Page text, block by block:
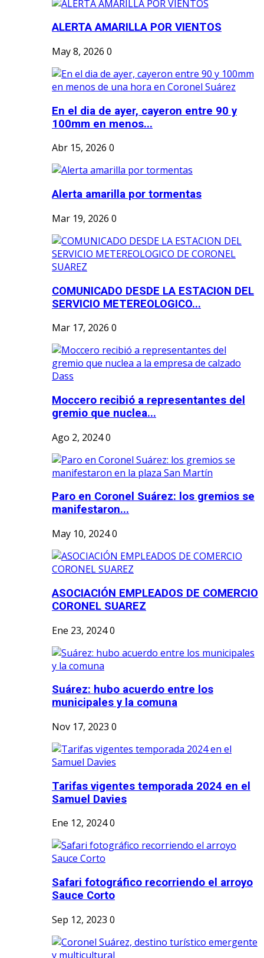
ALERTA AMARILLA POR VIENTOS
May 8, 2026 0
En el dia de ayer, cayeron entre 90 y
100mm en menos...
Abr 15, 2026 0
Alerta amarilla por tormentas
Mar 19, 2026 0
COMUNICADO DESDE LA ESTACION DEL
SERVICIO METEREOLOGICO...
Mar 17, 2026 0
Moccero recibió a representantes del
gremio que nuclea...
Ago 2, 20240
Paro en Coronel Suárez: los gremios se
manifestaron...
May 10, 20240
ASOCIACIÓN EMPLEADOS DE COMERCIO
CORONEL SUAREZ
Ene 23, 20240
Suárez: hubo acuerdo entre los
municipales y la comuna
Nov 17, 2023 0
Tarifas vigentes temporada 2024 en el
Samuel Davies
Ene 12, 20240
Safari fotográfico recorriendo el arroyo
Sauce Corto
Sep 12, 2023 0